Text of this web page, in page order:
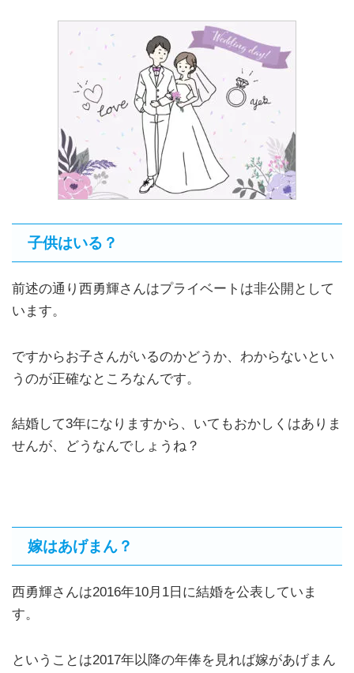
子供はいる？
前述の通り西勇輝さんはプライベートは非公開として
います。
ですからお子さんがいるのかどうか、わからないとい
うのが正確なところなんです。
結婚して3年になりますから、いてもおかしくはありま
せんが、どうなんでしょうね？
嫁はあげまん？
西勇輝さんは2016年10月1日に結婚を公表していま
す。
ということは2017年以降の年俸を見れば嫁があげまん